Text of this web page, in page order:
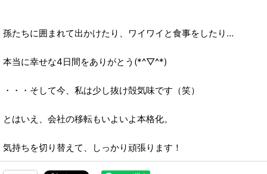
孫たちに囲まれて出かけたり、ワイワイと食事をしたり…
本当に幸せな4日間をありがとう(*^▽^*)
・・・そして今、私は少し抜け殻気味です（笑）
とはいえ、会社の移転もいよいよ本格化。
気持ちを切り替えて、しっかり頑張ります！